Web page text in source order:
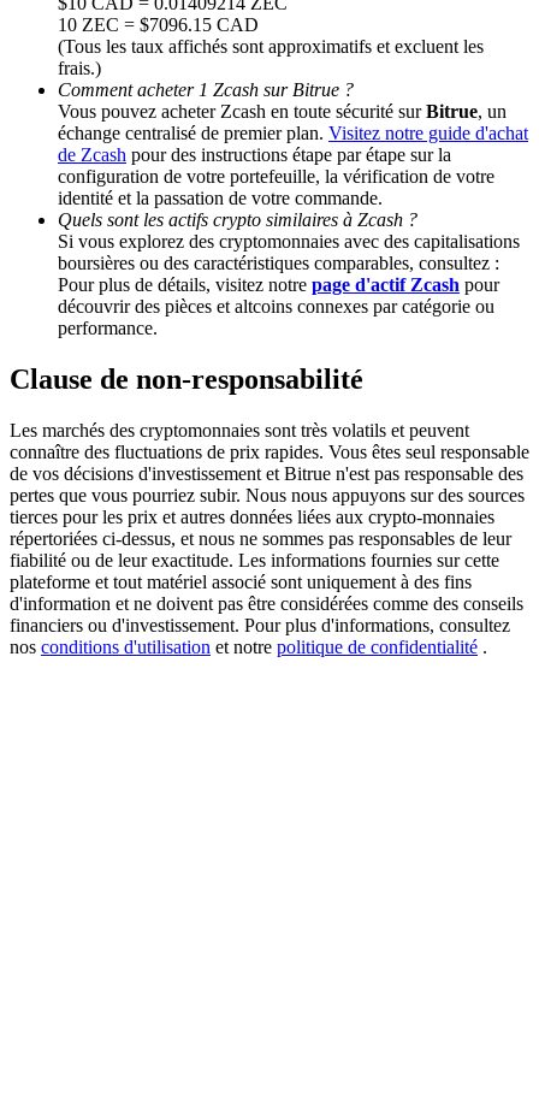
BTC Welcome Rewards
Deposit & Trade BTC to Share 25000 USDT prize pool!
Deposit CASHCAT & Win
Share 500000 CASHCAT prize pool
Exclusive for BitMart Users
Register & Trade to Win 500,000 USDT
Precious Metals Trading Carnival
10 ZEC = $7096.15 CAD
(Tous les taux affichés sont approximatifs et excluent les
frais.)
Comment acheter 1 Zcash sur Bitrue ?
Vous pouvez acheter Zcash en toute sécurité surBitrue, un
échange centralisé de premier plan. Visitez notre guide d'achat
de Zcash pour des instructions étape par étape sur la
configuration de votre portefeuille, la vérification de votre
identité et la passation de votre commande.
Quels sont les actifs crypto similaires à Zcash ?
Si vous explorez des cryptomonnaies avec des capitalisations
boursières ou des caractéristiques comparables, consultez :
Pour plus de détails, visitez notre page d'actif Zcash pour
découvrir des pièces et altcoins connexes par catégorie ou
performance.
Clause de non-responsabilité
Les marchés des cryptomonnaies sont très volatils et peuvent
connaître des fluctuations de prix rapides. Vous êtes seul responsable
de vos décisions d'investissement et Bitrue n'est pas responsable des
pertes que vous pourriez subir. Nous nous appuyons sur des sources
tierces pour les prix et autres données liées aux crypto-monnaies
répertoriées ci-dessus, et nous ne sommes pas responsables de leur
fiabilité ou de leur exactitude. Les informations fournies sur cette
plateforme et tout matériel associé sont uniquement à des fins
d'information et ne doivent pas être considérées comme des conseils
financiers ou d'investissement. Pour plus d'informations, consultez
nos conditions d'utilisation et notre politique de confidentialité .